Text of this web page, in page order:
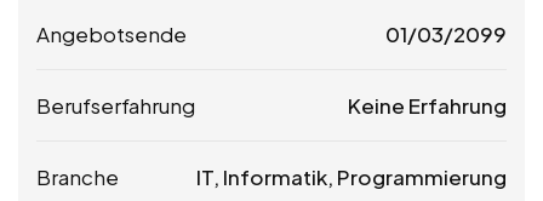
Angebotsende 01/03/2099
Berufserfahrung Keine Erfahrung
Branche IT, Informatik, Programmierung